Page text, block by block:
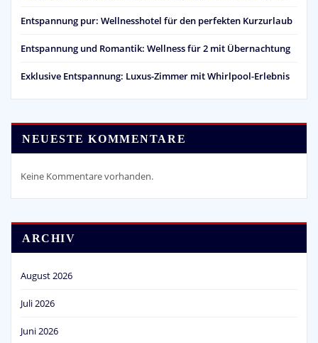
Entspannung pur: Wellnesshotel für den perfekten Kurzurlaub
Entspannung und Romantik: Wellness für 2 mit Übernachtung
Exklusive Entspannung: Luxus-Zimmer mit Whirlpool-Erlebnis
NEUESTE KOMMENTARE
Keine Kommentare vorhanden.
ARCHIV
August 2026
Juli 2026
Juni 2026